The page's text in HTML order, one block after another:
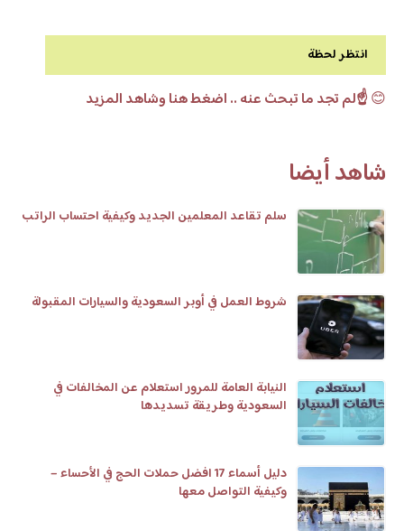
انتظر لحظة
😊☝️لم تجد ما تبحث عنه .. اضغط هنا وشاهد المزيد
شاهد أيضا
سلم تقاعد المعلمين الجديد وكيفية احتساب الراتب
شروط العمل في أوبر السعودية والسيارات المقبولة
النيابة العامة للمرور استعلام عن المخالفات في
السعودية وطريقة تسديدها
دليل أسماء 17 افضل حملات الحج في الأحساء –
وكيفية التواصل معها